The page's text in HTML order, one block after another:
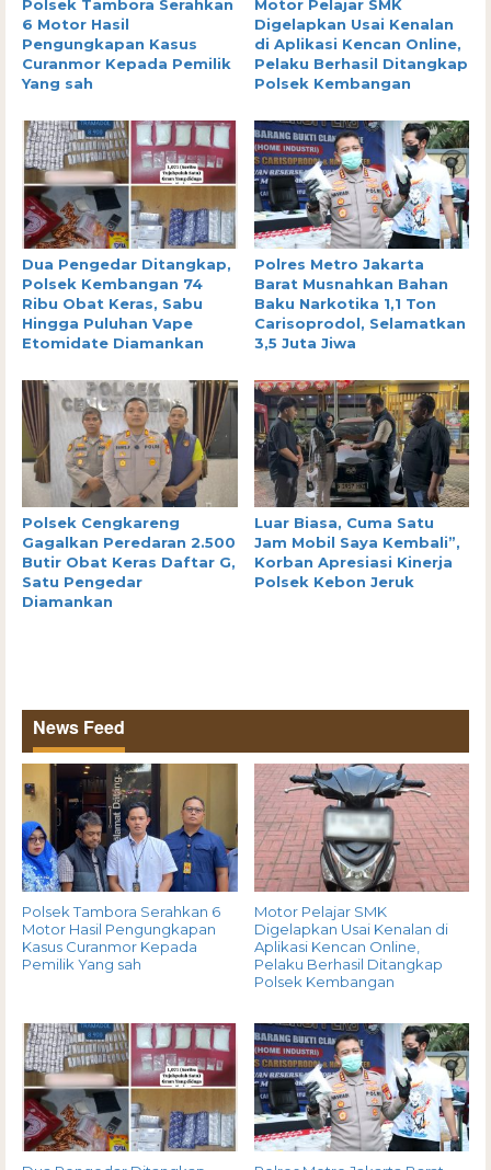
Polsek Tambora Serahkan
6 Motor Hasil
Pengungkapan Kasus
Curanmor Kepada Pemilik
Yang sah
Motor Pelajar SMK
Digelapkan Usai Kenalan
di Aplikasi Kencan Online,
Pelaku Berhasil Ditangkap
Polsek Kembangan
Dua Pengedar Ditangkap,
Polsek Kembangan 74
Ribu Obat Keras, Sabu
Hingga Puluhan Vape
Etomidate Diamankan
Polres Metro Jakarta
Barat Musnahkan Bahan
Baku Narkotika 1,1 Ton
Carisoprodol, Selamatkan
3,5 Juta Jiwa
Polsek Cengkareng
Gagalkan Peredaran 2.500
Butir Obat Keras Daftar G,
Satu Pengedar
Diamankan
Luar Biasa, Cuma Satu
Jam Mobil Saya Kembali”,
Korban Apresiasi Kinerja
Polsek Kebon Jeruk
News Feed
Polsek Tambora Serahkan 6
Motor Hasil Pengungkapan
Kasus Curanmor Kepada
Pemilik Yang sah
Motor Pelajar SMK
Digelapkan Usai Kenalan di
Aplikasi Kencan Online,
Pelaku Berhasil Ditangkap
Polsek Kembangan